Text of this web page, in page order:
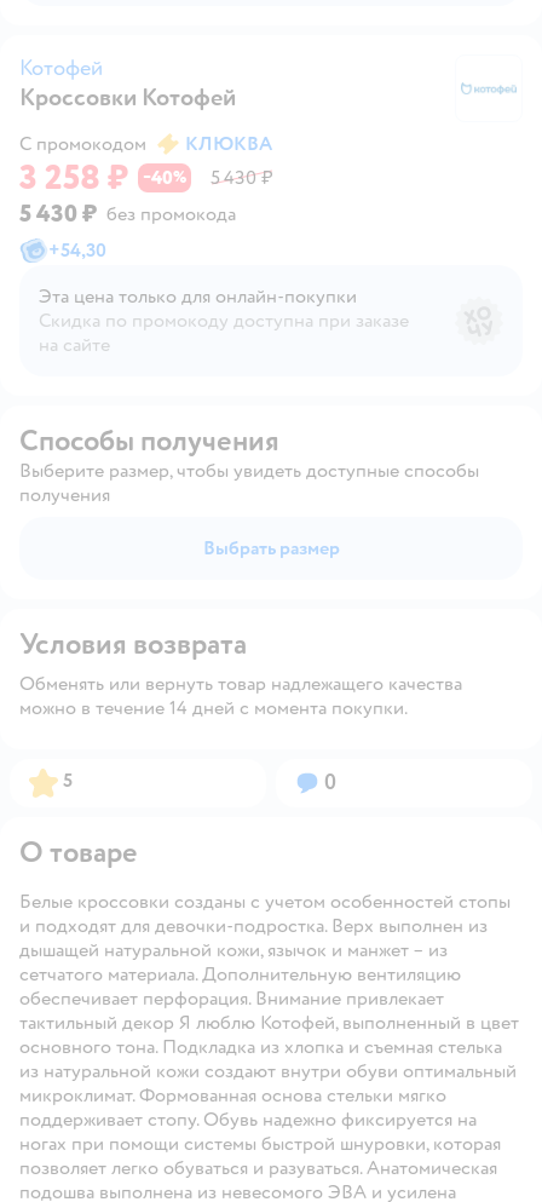
Котофей
Кроссовки Котофей
С промокодом
КЛЮКВА
3 258 ₽ −40% 5 430 ₽
5 430 ₽ без промокода
+54,30
Эта цена только для онлайн‑покупки
Скидка по промокоду доступна при заказе
на сайте
Способы получения
Выберите размер, чтобы увидеть доступные способы
получения
Выбрать размер
Условия возврата
Обменять или вернуть товар надлежащего качества
можно в течение 14 дней с момента покупки.
Рейтинг:
5 Вопросов:
0
О товаре
Белые кроссовки созданы с учетом особенностей стопы
и подходят для девочки-подростка. Верх выполнен из
дышащей натуральной кожи, язычок и манжет – из
сетчатого материала. Дополнительную вентиляцию
обеспечивает перфорация. Внимание привлекает
тактильный декор Я люблю Котофей, выполненный в цвет
основного тона. Подкладка из хлопка и съемная стелька
из натуральной кожи создают внутри обуви оптимальный
микроклимат. Формованная основа стельки мягко
поддерживает стопу. Обувь надежно фиксируется на
ногах при помощи системы быстрой шнуровки, которая
позволяет легко обуваться и разуваться. Анатомическая
подошва выполнена из невесомого ЭВА и усилена